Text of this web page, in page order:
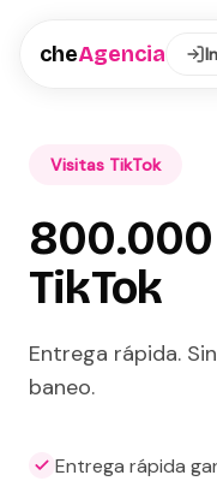
cheAgencia
Visitas TikTok
TikTok
Entrega rápida.
baneo.
Entrega rápida